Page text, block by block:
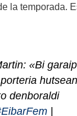
la temporada.
«Bi
denboraldi
|